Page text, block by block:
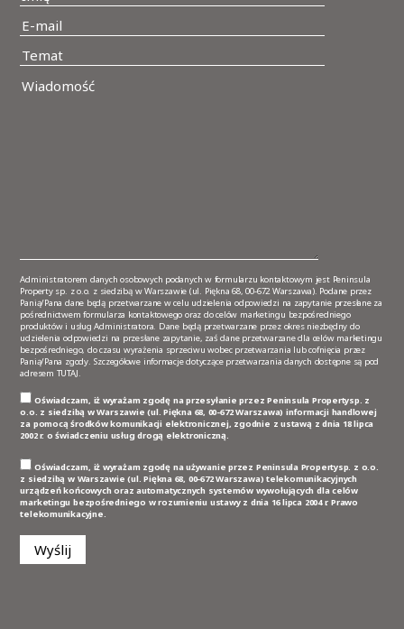
Administratorem danych osobowych podanych w formularzu kontaktowym jest Peninsula
Property sp. z o.o. z siedzibą w Warszawie (ul. Piękna 68, 00-672 Warszawa). Podane przez
Panią/Pana dane będą przetwarzane w celu udzielenia odpowiedzi na zapytanie przesłane za
pośrednictwem formularza kontaktowego oraz do celów marketingu bezpośredniego
produktów i usług Administratora. Dane będą przetwarzane przez okres niezbędny do
udzielenia odpowiedzi na przesłane zapytanie, zaś dane przetwarzane dla celów marketingu
bezpośredniego, do czasu wyrażenia sprzeciwu wobec przetwarzania lub cofnięcia przez
Panią/Pana zgody. Szczegółowe informacje dotyczące przetwarzania danych dostępne są pod
adresem TUTAJ.
Oświadczam, iż wyrażam zgodę na przesyłanie przez Peninsula Propertysp. z
o.o. z siedzibą w Warszawie (ul. Piękna 68, 00-672 Warszawa) informacji handlowej
za pomocą środków komunikacji elektronicznej, zgodnie z ustawą z dnia 18 lipca
2002 r. o świadczeniu usług drogą elektroniczną.
Oświadczam, iż wyrażam zgodę na używanie przez Peninsula Propertysp. z o.o.
z siedzibą w Warszawie (ul. Piękna 68, 00-672 Warszawa) telekomunikacyjnych
urządzeń końcowych oraz automatycznych systemów wywołujących dla celów
marketingu bezpośredniego w rozumieniu ustawy z dnia 16 lipca 2004 r. Prawo
telekomunikacyjne.